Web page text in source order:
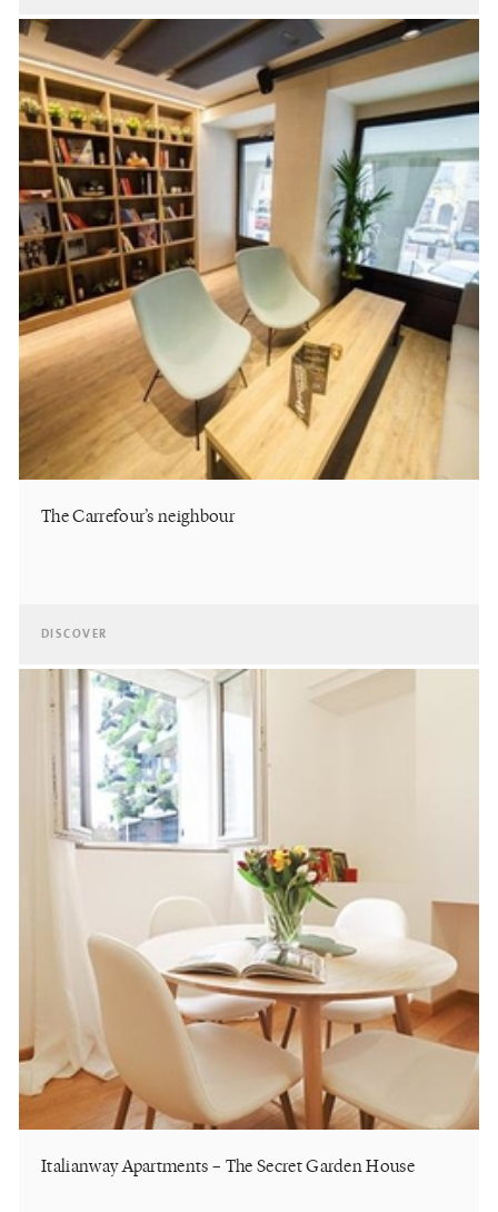
The Carrefour’s neighbour
DISCOVER
Italianway Apartments – The Secret Garden House